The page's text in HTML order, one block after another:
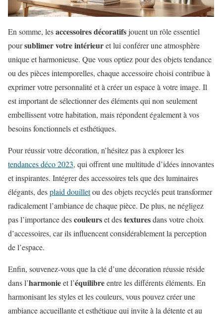
En somme, lesaccessoires décoratifsjouent un rôle essentiel
poursublimer votre intérieuret lui conférer une atmosphère
unique et harmonieuse. Que vous optiez pour des objets tendance
ou des pièces intemporelles, chaque accessoire choisi contribue à
exprimer votre personnalité et à créer un espace à votre image. Il
est important de sélectionner des éléments qui non seulement
embellissent votre habitation, mais répondent également à vos
besoins fonctionnels et esthétiques.
Pour réussir votre décoration, n’hésitez pas à explorer les
tendances déco 2023, qui offrent une multitude d’idées innovantes
et inspirantes. Intégrer des accessoires tels que des luminaires
élégants, desplaid douilletou des objets recyclés peut transformer
radicalement l’ambiance de chaque pièce. De plus, ne négligez
pas l’importance descouleurset destexturesdans votre choix
d’accessoires, car ils influencent considérablement la perception
de l’espace.
Enfin, souvenez-vous que la clé d’une décoration réussie réside
dans l’harmonieet l’équilibreentre les différents éléments. En
harmonisant les styles et les couleurs, vous pouvez créer une
ambiance accueillante et esthétique qui invite à la détente et au